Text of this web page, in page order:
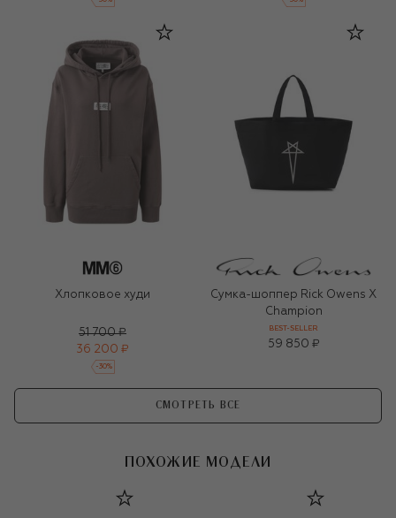
Хлопковое худи
51 700 ₽
36 200 ₽
-30%
Сумка-шоппер Rick Owens X
Champion
BEST-SELLER
59 850 ₽
СМОТРЕТЬ ВСЕ
ПОХОЖИЕ МОДЕЛИ